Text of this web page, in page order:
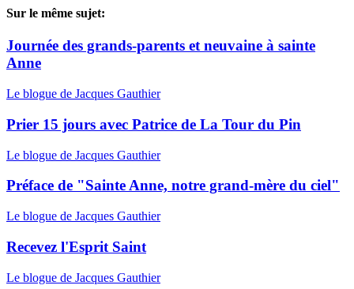
Sur le même sujet:
Journée des grands-parents et neuvaine à sainte
Anne
Le blogue de Jacques Gauthier
Prier 15 jours avec Patrice de La Tour du Pin
Le blogue de Jacques Gauthier
Préface de "Sainte Anne, notre grand-mère du ciel"
Le blogue de Jacques Gauthier
Recevez l'Esprit Saint
Le blogue de Jacques Gauthier